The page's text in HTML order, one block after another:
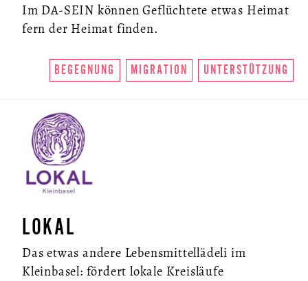
Im DA-SEIN können Geflüchtete etwas Heimat
fern der Heimat finden.
BEGEGNUNG MIGRATION UNTERSTÜTZUNG
LOKAL
Das etwas andere Lebensmittellädeli im
Kleinbasel: fördert lokale Kreisläufe